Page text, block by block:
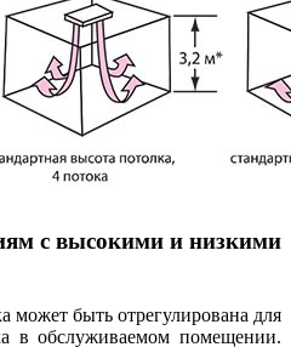
с высокими и низкими
может быть отрегулирована для
в обслуживаемом помещении.